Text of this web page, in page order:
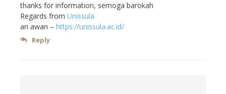
thanks for information, semoga barokah
Regards from Unissula
ari awan – https://unissula.ac.id/
Reply